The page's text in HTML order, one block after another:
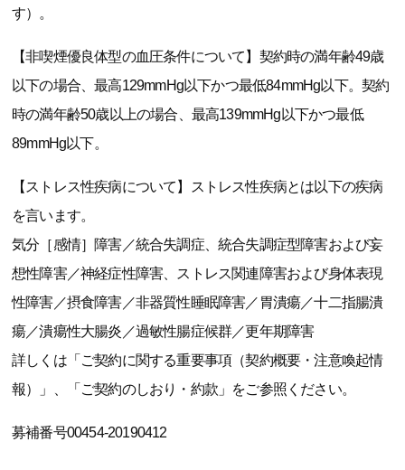
す）。
【非喫煙優良体型の血圧条件について】契約時の満年齢49歳
以下の場合、最高129mmHg以下かつ最低84mmHg以下。契約
時の満年齢50歳以上の場合、最高139mmHg以下かつ最低
89mmHg以下。
【ストレス性疾病について】ストレス性疾病とは以下の疾病
を言います。
気分［感情］障害／統合失調症、統合失調症型障害および妄
想性障害／神経症性障害、ストレス関連障害および身体表現
性障害／摂食障害／非器質性睡眠障害／胃潰瘍／十二指腸潰
瘍／潰瘍性大腸炎／過敏性腸症候群／更年期障害
詳しくは「ご契約に関する重要事項（契約概要・注意喚起情
報）」、「ご契約のしおり・約款」をご参照ください。
募補番号00454-20190412